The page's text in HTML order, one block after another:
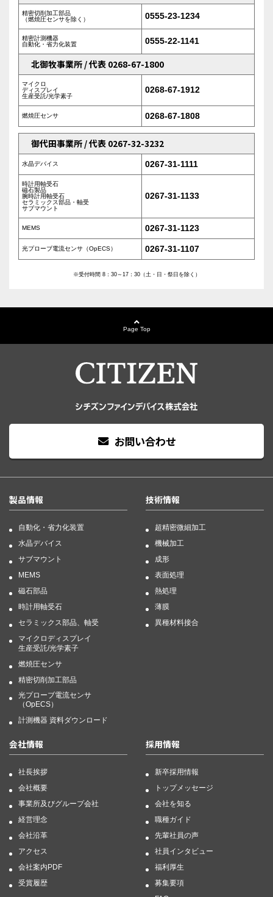
精密切削加工部品
（燃焼圧センサを除く）
0555-23-1234
精密計測機器
自動化・省力化装置
0555-22-1141
北御牧事業所 / 代表 0268-67-1800
マイクロ
ディスプレイ
生産受託/光学素子
0268-67-1912
燃焼圧センサ 0268-67-1808
御代田事業所 / 代表 0267-32-3232
水晶デバイス 0267-31-1111
時計用軸受石
磁石製品
腕時計用軸受石
セラミックス部品・軸受
サブマウント
0267-31-1133
MEMS 0267-31-1123
光プローブ電流センサ（OpECS） 0267-31-1107
※受付時間 8：30～17：30（土・日・祭日を除く）
Page Top
お問い合わせ
製品情報
自動化・省力化装置
水晶デバイス
サブマウント
MEMS
磁石部品
時計用軸受石
セラミックス部品、軸受
マイクロディスプレイ
生産受託/光学素子
燃焼圧センサ
精密切削加工部品
光プローブ電流センサ
（OpECS）
計測機器 資料ダウンロード
技術情報
超精密微細加工
機械加工
成形
表面処理
熱処理
薄膜
異種材料接合
会社情報
社長挨拶
会社概要
事業所及びグループ会社
経営理念
会社沿革
アクセス
会社案内PDF
受賞履歴
採用情報
新卒採用情報
トップメッセージ
会社を知る
職種ガイド
先輩社員の声
社員インタビュー
福利厚生
募集要項